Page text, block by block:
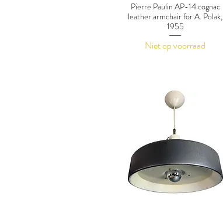
Pierre Paulin AP-14 cognac
leather armchair for A. Polak,
1955
Niet op voorraad